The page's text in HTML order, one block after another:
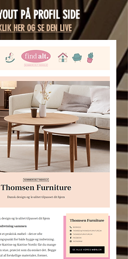
PÅ PROFIL SIDE
HER OG SE DEN LIVE